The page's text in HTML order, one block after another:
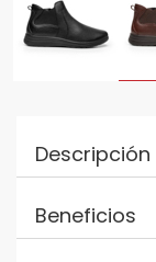
Descripción
Beneficios